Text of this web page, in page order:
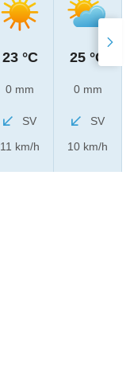
23 °C
0 mm
SV
11 km/h
25 °C
0 mm
SV
10 km/h